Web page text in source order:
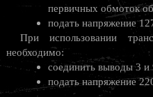
первичных обмоток
подать напряжение
При использовании
необходимо:
соединить выводы 3 и
подать напряжение